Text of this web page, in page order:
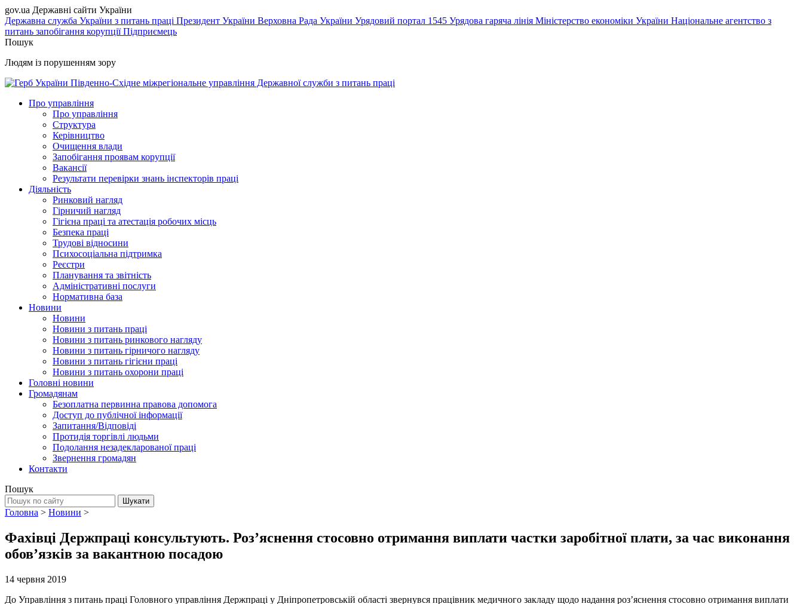
gov.ua Державні сайти України
Державна служба України з питань праці Президент України Верховна Рада України Урядовий портал 1545 Урядова гаряча лінія Міністерство економіки України Національне агентство з
питань запобігання корупціїПідприємець
Пошук
Людям із порушенням зору
Південно-Східне міжрегіональне управління Державної служби з питань праці
Про управління
Про управління
Структура
Керівництво
Очищення влади
Запобігання проявам корупції
Вакансії
Результати перевірки знань інспекторів праці
Діяльність
Ринковий нагляд
Гірничий нагляд
Гігієна праці та атестація робочих місць
Безпека праці
Трудові відносини
Психосоціальна підтримка
Реєстри
Планування та звітність
Адміністративні послуги
Нормативна база
Новини
Новини
Новини з питань праці
Новини з питань ринкового нагляду
Новини з питань гірничого нагляду
Новини з питань гігієни праці
Новини з питань охорони праці
Головні новини
Громадянам
Безоплатна первинна правова допомога
Доступ до публічної інформації
Запитання/Відповіді
Протидія торгівлі людьми
Подолання незадекларованої праці
Звернення громадян
Контакти
Пошук
Головна > Новини >
Фахівці Держпраці консультують. Роз’яснення стосовно отримання виплати частки заробітної плати, за час виконання
обов’язків за вакантною посадою
14 червня 2019
До Управління з питань праці Головного управління Держпраці у Дніпропетровській області звернувся працівник медичного закладу щодо надання роз’яснення стосовно отримання виплати